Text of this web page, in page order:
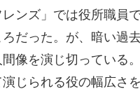
レンズ」では役所職
ろだった。が、暗い過
像を演じ切っている
演じられる役の幅広さ